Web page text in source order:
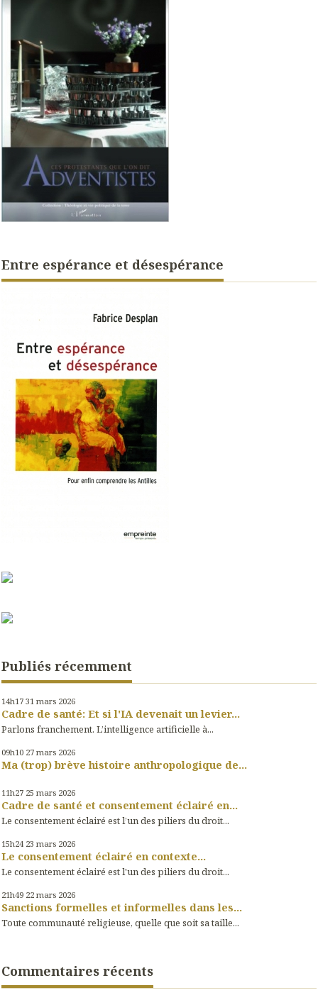
Entre espérance et désespérance
Publiés récemment
14h17 31 mars 2026
Cadre de santé: Et si l'IA devenait un levier...
Parlons franchement. L’intelligence artificielle à...
09h10 27 mars 2026
Ma (trop) brève histoire anthropologique de...
11h27 25 mars 2026
Cadre de santé et consentement éclairé en...
Le consentement éclairé est l’un des piliers du droit...
15h24 23 mars 2026
Le consentement éclairé en contexte...
Le consentement éclairé est l'un des piliers du droit...
21h49 22 mars 2026
Sanctions formelles et informelles dans les...
Toute communauté religieuse, quelle que soit sa taille...
Commentaires récents